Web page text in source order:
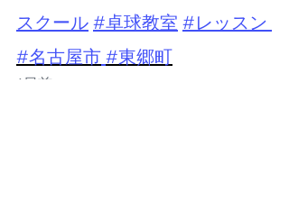
スクール #卓球教室 #レッスン
#名古屋市 #東郷町
1日前